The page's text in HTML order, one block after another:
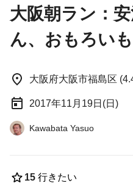
大阪朝ラン：
ん、おもろい
大阪府大阪市福島区
2017年11月19日(日)
Kawabata Yasuo
15 行きたい